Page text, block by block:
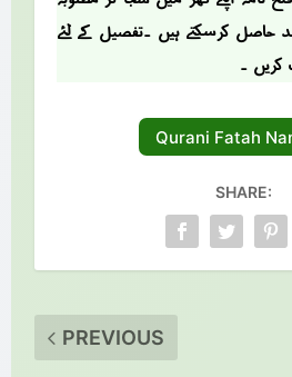
حاصل کرسکتے ہیں ۔تفصیل کے لئے
کریں ۔
Qurani Fatah
SHARE:
PREVIOUS